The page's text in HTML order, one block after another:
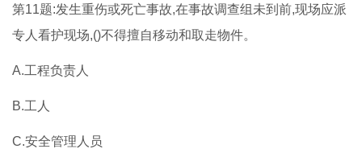
第11题:发生重伤或死亡事故,在事故调查组未到前,现场应派
专人看护现场,()不得擅自移动和取走物件。
A.工程负责人
B.工人
C.安全管理人员